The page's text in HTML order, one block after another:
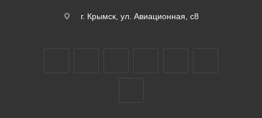
г. Крымск, ул. Авиационная, с8